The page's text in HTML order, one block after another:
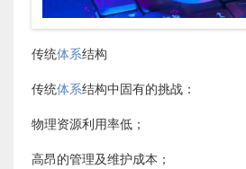
传统体系结构
传统体系结构中固有的挑战：
物理资源利用率低；
高昂的管理及维护成本；